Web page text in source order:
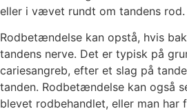
eller i vævet rundt om tandens rod.
Rodbetændelse kan opstå, hvis
tandens nerve. Det er typisk på
cariesangreb, efter et slag på
tanden. Rodbetændelse kan også
blevet rodbehandlet, eller man har